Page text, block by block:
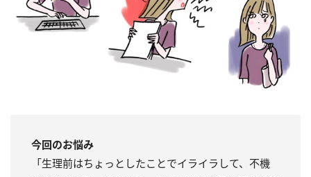
今回のお悩み
「生理前はちょっとしたことでイライラして、不機